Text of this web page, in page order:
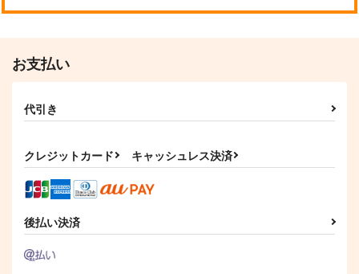
お支払い
代引き
クレジットカード キャッシュレス決済
後払い決済